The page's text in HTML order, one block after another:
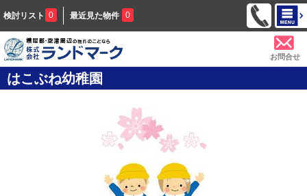
検討リスト 0 最近見た物件 0
お問合せ
はこぶね幼稚園